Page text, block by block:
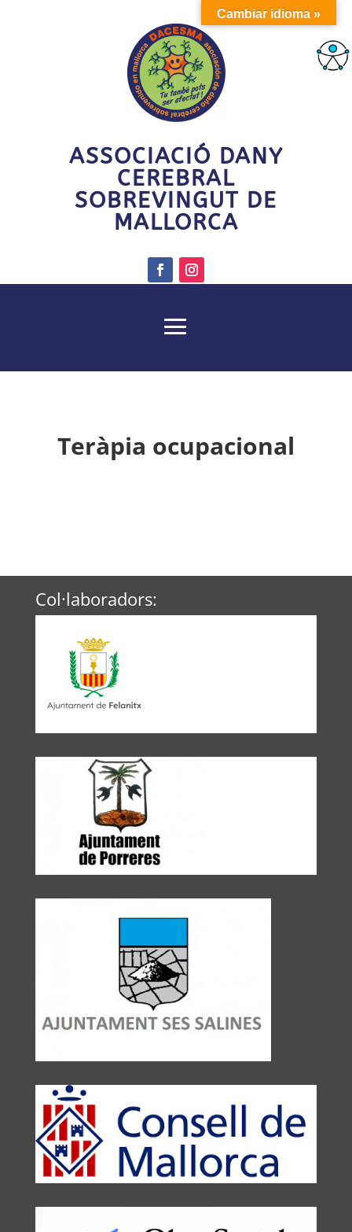
ASSOCIACIÓ DANY
CEREBRAL
SOBREVINGUT DE
MALLORCA
Teràpia ocupacional
Col·laboradors:
Cambiar idioma »